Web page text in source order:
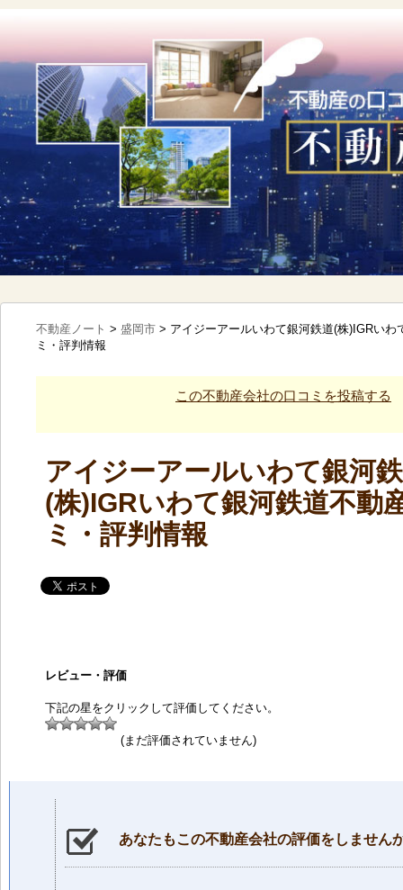
不動産ノート > 盛岡市 > アイジーアールいわて銀河鉄道(株)IGRいわ
ミ・評判情報
この不動産会社の口コミを投稿する
アイジーアールいわて銀河
(株)IGRいわて銀河鉄道不動
ミ・評判情報
レビュー・評価
下記の星をクリックして評価してください。
(まだ評価されていません)
あなたもこの不動産会社の評価をしません